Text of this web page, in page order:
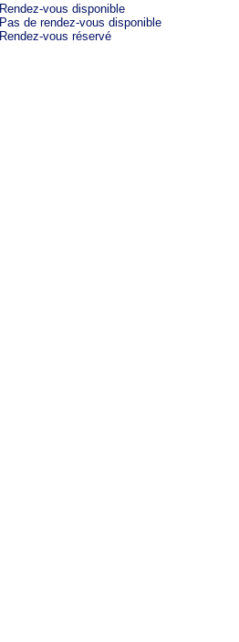
Rendez-vous disponible
Pas de rendez-vous disponible
Rendez-vous réservé